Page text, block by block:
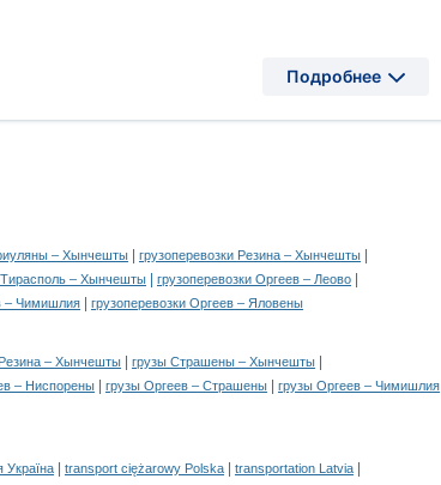
Подробнее
– Хынчешты грузоперевозки Резина – Хынчешты
Тирасполь – Хынчешты грузоперевозки Оргеев – Леово
– Чимишлия грузоперевозки Оргеев – Яловены
– Хынчешты грузы Страшены – Хынчешты
– Ниспорены грузы Оргеев – Страшены грузы Оргеев – Чимишлия
Україна transport ciężarowy Polska transportation Latvia